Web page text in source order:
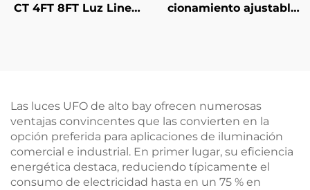
CT 4FT 8FT Luz Lineal
cionamiento ajustable
Las luces UFO de alto bay ofrecen numerosas
ventajas convincentes que las convierten en la
opción preferida para aplicaciones de iluminación
comercial e industrial. En primer lugar, su eficiencia
energética destaca, reduciendo típicamente el
consumo de electricidad hasta en un 75 % en